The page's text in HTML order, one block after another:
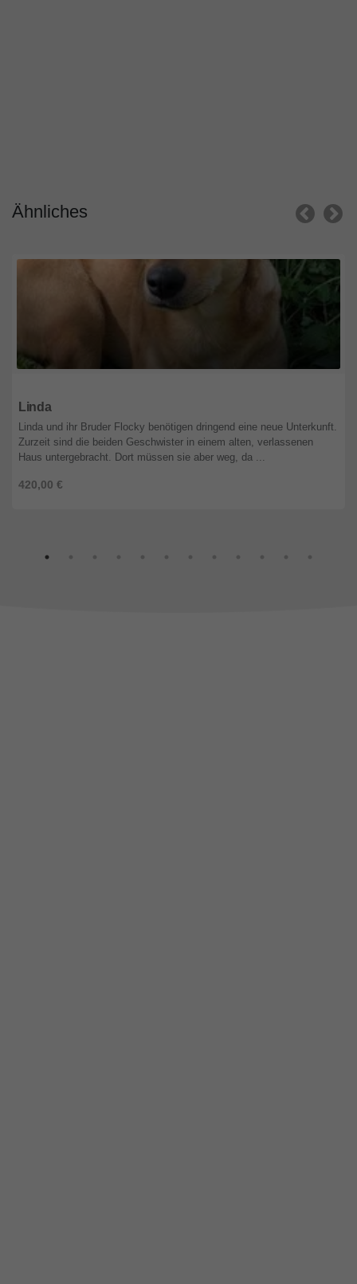
Ähnliches
Linda
420,00 €
Linda und ihr Bruder Flocky benötigen dringend eine neue Unterkunft.
Zurzeit sind die beiden Geschwister in einem alten, verlassenen
Haus untergebracht. Dort müssen sie aber weg, da ...